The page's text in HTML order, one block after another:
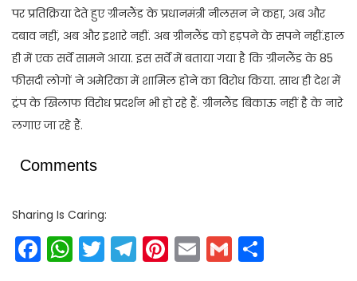
पर प्रतिक्रिया देते हुए ग्रीनलैंड के प्रधानमंत्री नीलसन ने कहा, अब और
दबाव नहीं, अब और इशारे नहीं. अब ग्रीनलैंड को हड़पने के सपने नहीं.हाल
ही में एक सर्वे सामने आया. इस सर्वे में बताया गया है कि ग्रीनलैंड के 85
फीसदी लोगों ने अमेरिका में शामिल होने का विरोध किया. साथ ही देश में
ट्रंप के खिलाफ विरोध प्रदर्शन भी हो रहे हैं. ग्रीनलैंड बिकाऊ नहीं है के नारे
लगाए जा रहे हैं.
Comments
Sharing Is Caring:
Facebook
WhatsApp
Twitter
Telegram
Pinterest
EmailGmail